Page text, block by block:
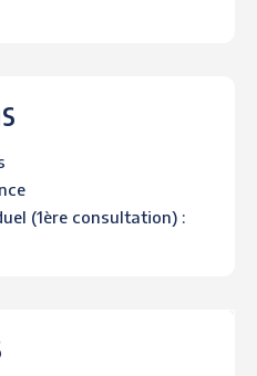
(1ère consultation) :